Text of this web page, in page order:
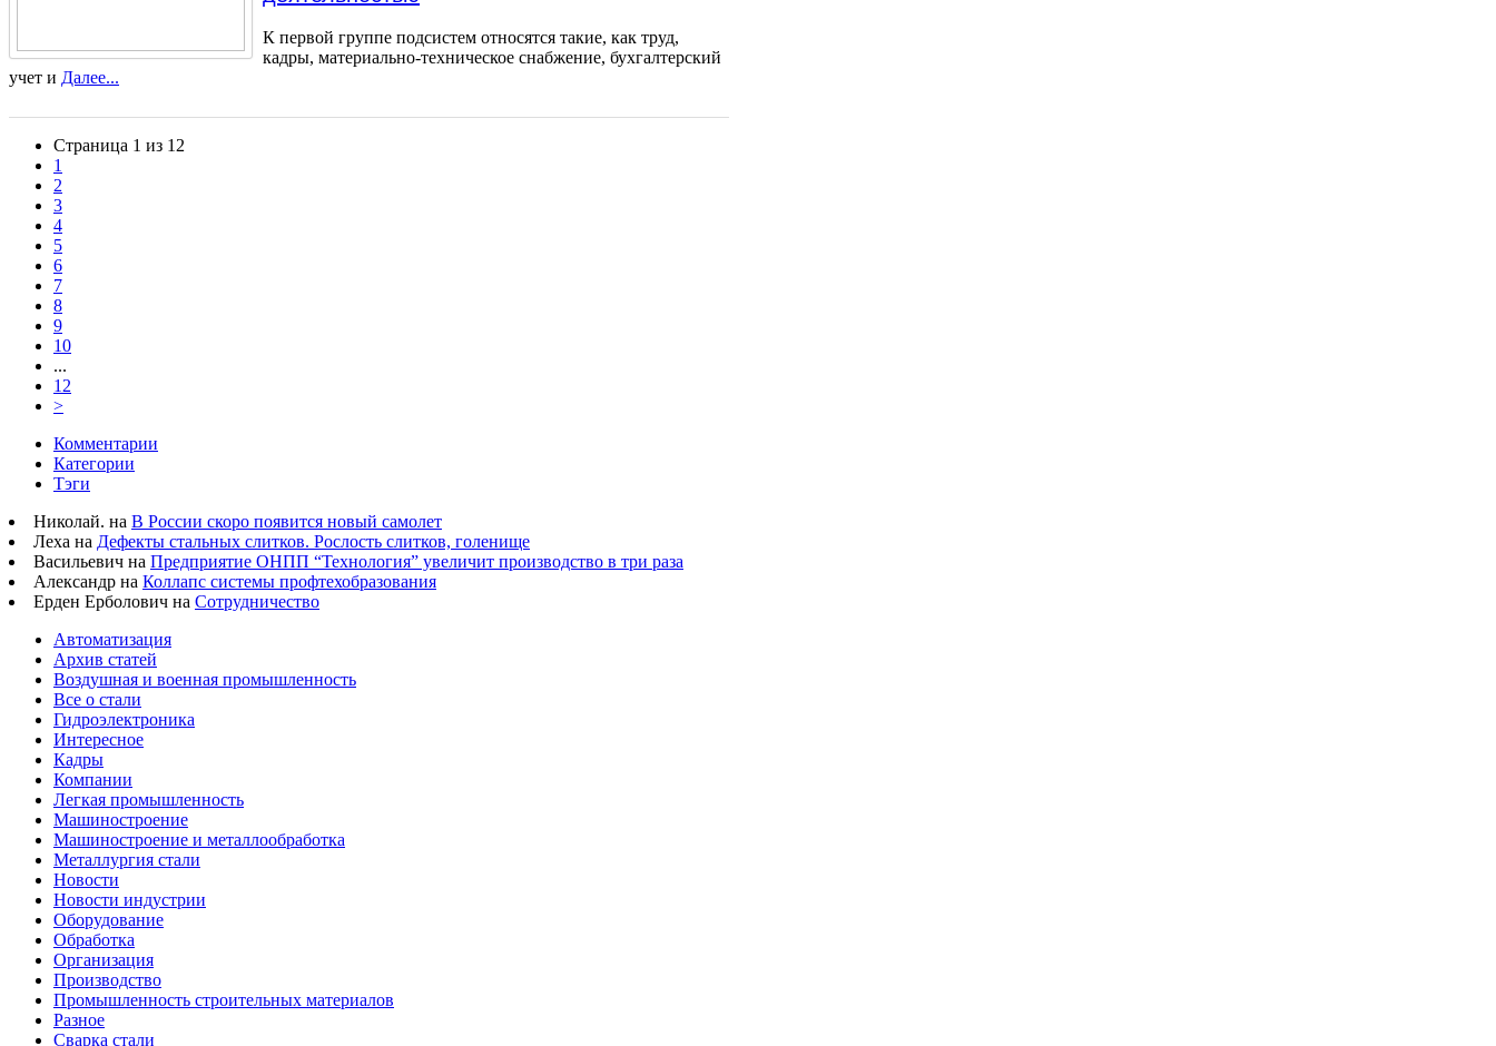
К первой группе подсистем относятся такие, как труд,
кадры, материально-техническое снабжение, бухгалтерский
учет и Далее...
Страница 1 из 12
1
2
3
4
5
6
7
8
9
10
...
12
>
Комментарии
Категории
Тэги
Николай. на В России скоро появится новый самолет
Леха на Дефекты стальных слитков. Рослость слитков, голенище
Васильевич на Предприятие ОНПП “Технология” увеличит производство в три раза
Александр на Коллапс системы профтехобразования
Ерден Ерболович на Сотрудничество
Автоматизация
Архив статей
Воздушная и военная промышленность
Все о стали
Гидроэлектроника
Интересное
Кадры
Компании
Легкая промышленность
Машиностроение
Машиностроение и металлообработка
Металлургия стали
Новости
Новости индустрии
Оборудование
Обработка
Организация
Производство
Промышленность строительных материалов
Разное
Сварка стали